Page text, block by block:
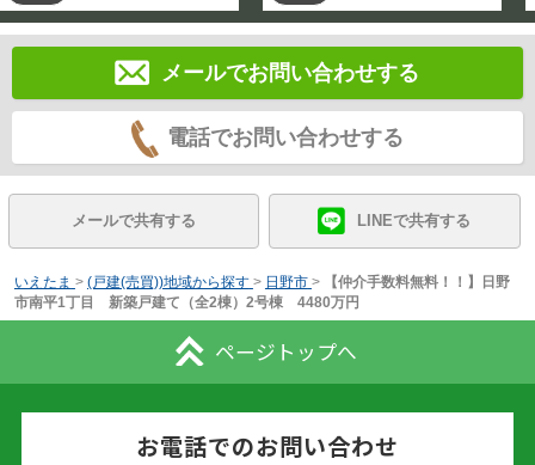
メールでお問い合わせする
電話でお問い合わせする
メールで共有する LINEで共有する
いえたま > (戸建(売買))地域から探す > 日野市 >
【仲介手数料無料！！】日野
市南平1丁目 新築戸建て（全2棟）2号棟 4480万円
ページトップへ
お電話でのお問い合わせ